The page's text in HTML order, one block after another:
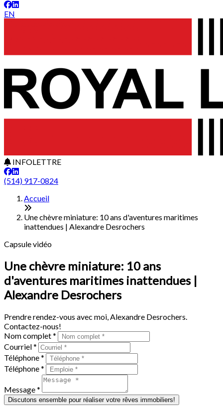
EN
INFOLETTRE
(514) 917-0824
Accueil
Une chèvre miniature: 10 ans d'aventures maritimes
inattendues | Alexandre Desrochers
Capsule vidéo
Une chèvre miniature: 10 ans
d'aventures maritimes inattendues |
Alexandre Desrochers
Prendre rendez-vous avec moi, Alexandre Desrochers.
Contactez-nous!
Nom complet *
Courriel *
Téléphone *
Téléphone *
Message *
Discutons ensemble pour réaliser votre rêves immobiliers!